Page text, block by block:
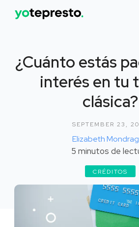
¿Cuánto estás
interés en tu
clásica?
SEPTEMBER 23,
Elizabeth
5 minutos de
CRÉDITOS